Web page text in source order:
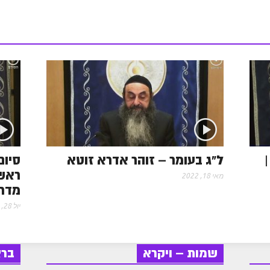
s
s
יול 28, 2022
ל"ג בעומר – זוהר אדרא זוטא
מאי 18, 2022
שמות – ויקרא